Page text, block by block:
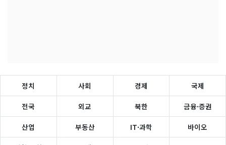
정치 사회 경제 국제
전국 외교 북한 금융·증권
산업 부동산 IT·과학 바이오